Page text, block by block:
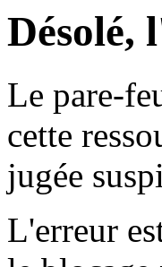
Désolé,
Le pare-
cette
jugée
L'erreur